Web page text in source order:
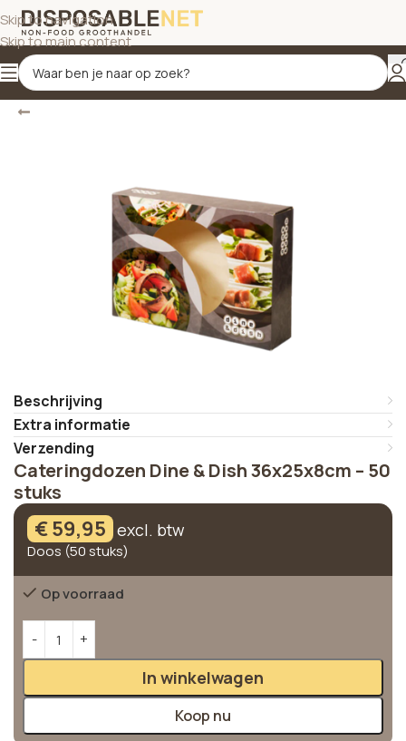
Skip to navigation
Skip to main content
Terug Home/Cateringdozen
Beschrijving
Extra informatie
Verzending
Cateringdozen Dine & Dish 36x25x8cm – 50
stuks
€59,95 excl. btw
Doos (50 stuks)
Op voorraad
In winkelwagen
Koop nu